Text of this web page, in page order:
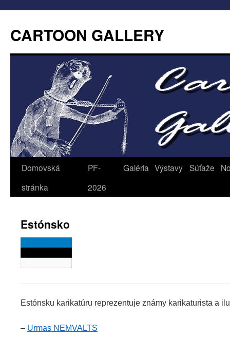
CARTOON GALLERY
Domovská
stránka
PF-
2026
Galéria Výstavy Súťaže
Estónsko
Estónsku karikatúru reprezentuje známy karikaturista a
– Urmas NEMVALTS